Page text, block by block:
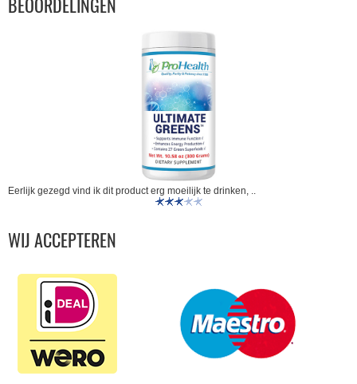
BEOORDELINGEN
Eerlijk gezegd vind ik dit product erg moeilijk te drinken, ..
WIJ ACCEPTEREN